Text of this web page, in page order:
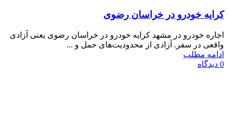
کرایه خودرو در خراسان رضوی
اجاره خودرو در مشهد کرایه خودرو در خراسان رضوی یعنی آزادی
واقعی در سفر. آزادی از محدودیت‌های حمل و ...
ادامه مطلب
0 دیدگاه